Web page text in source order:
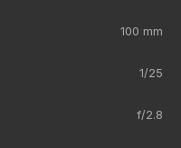
100 mm
1/25
f/2.8